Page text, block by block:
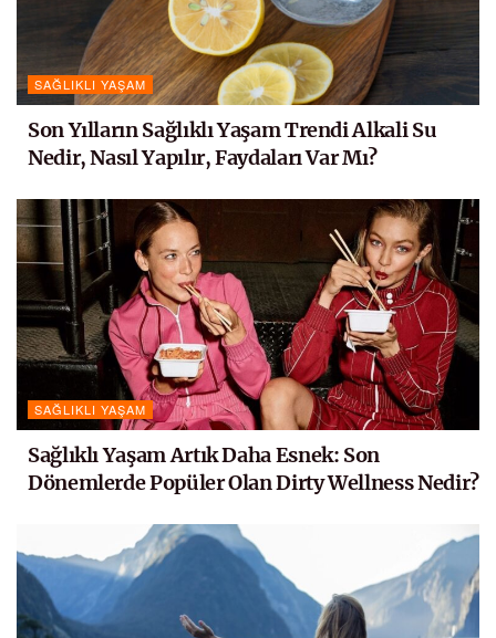
SAĞLIKLI YAŞAM
Son Yılların Sağlıklı Yaşam Trendi Alkali Su
Nedir, Nasıl Yapılır, Faydaları Var Mı?
SAĞLIKLI YAŞAM
Sağlıklı Yaşam Artık Daha Esnek: Son
Dönemlerde Popüler Olan Dirty Wellness Nedir?